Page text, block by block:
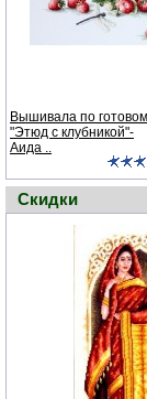
Вышивала по
"Этюд с клубникой"-
Аида ..
Скидки